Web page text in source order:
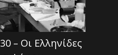
– Οι Ελληνίδες